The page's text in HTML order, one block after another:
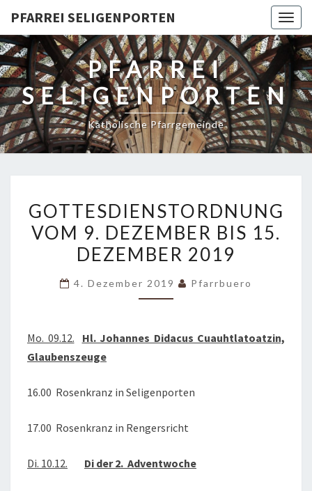
PFARREI SELIGENPORTEN
PFARREI
SELIGENPORTEN
Katholische Pfarrgemeinde
VOM
9.
DEZEMBER
15.
GOTTESDIENSTORDNUNG
VOM 9. DEZEMBER BIS 15.
DEZEMBER 2019
4. Dezember 2019 Pfarrbuero
Mo. 09.12.
Hl. Johannes Didacus Cuauhtlatoatzin,
Glaubenszeuge
16.00 Rosenkranz in Seligenporten
17.00 Rosenkranz in Rengersricht
Di. 10.12. Di der 2. Adventwoche